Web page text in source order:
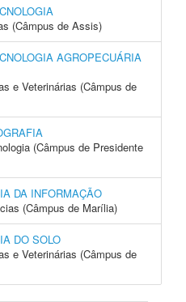
(Câmpus de Assis)
AGROPECUÁRIA
e Veterinárias (Câmpus de
(Câmpus de Presidente
DA INFORMAÇÃO
(Câmpus de Marília)
DO SOLO
e Veterinárias (Câmpus de